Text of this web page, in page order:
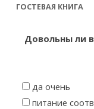
ГОСТЕВАЯ КНИГА
Довольны ли
да очень
питание